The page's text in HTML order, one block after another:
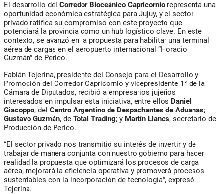
El desarrollo del Corredor Bioceánico Capricornio representa una
oportunidad económica estratégica para Jujuy, y el sector
privado ratifica su compromiso con este proyecto que
potenciará la provincia como un hub logístico clave. En este
contexto, se avanzó en la propuesta para habilitar una terminal
aérea de cargas en el aeropuerto internacional “Horacio
Guzmán” de Perico.
Fabián Tejerina, presidente del Consejo para el Desarrollo y
Promoción del Corredor Capricornio y vicepresidente 1° de la
Cámara de Diputados, recibió a empresarios jujeños
interesados en impulsar esta iniciativa, entre ellos Daniel
Giacoppo, del Centro Argentino de Despachantes de Aduanas;
Gustavo Guzmán, de Total Trading; y Martín Llanos, secretario de
Producción de Perico.
“El sector privado nos transmitió su interés de invertir y de
trabajar de manera conjunta con nuestro gobierno para hacer
realidad la propuesta que optimizará los procesos de carga
aérea, mejorará la eficiencia operativa y promoverá procesos
sustentables con la incorporación de tecnología”, expresó
Tejerina.